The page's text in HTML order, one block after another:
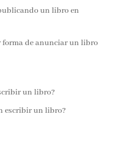
un libro en
forma de anunciar un libro
un libro?
escribir un libro?